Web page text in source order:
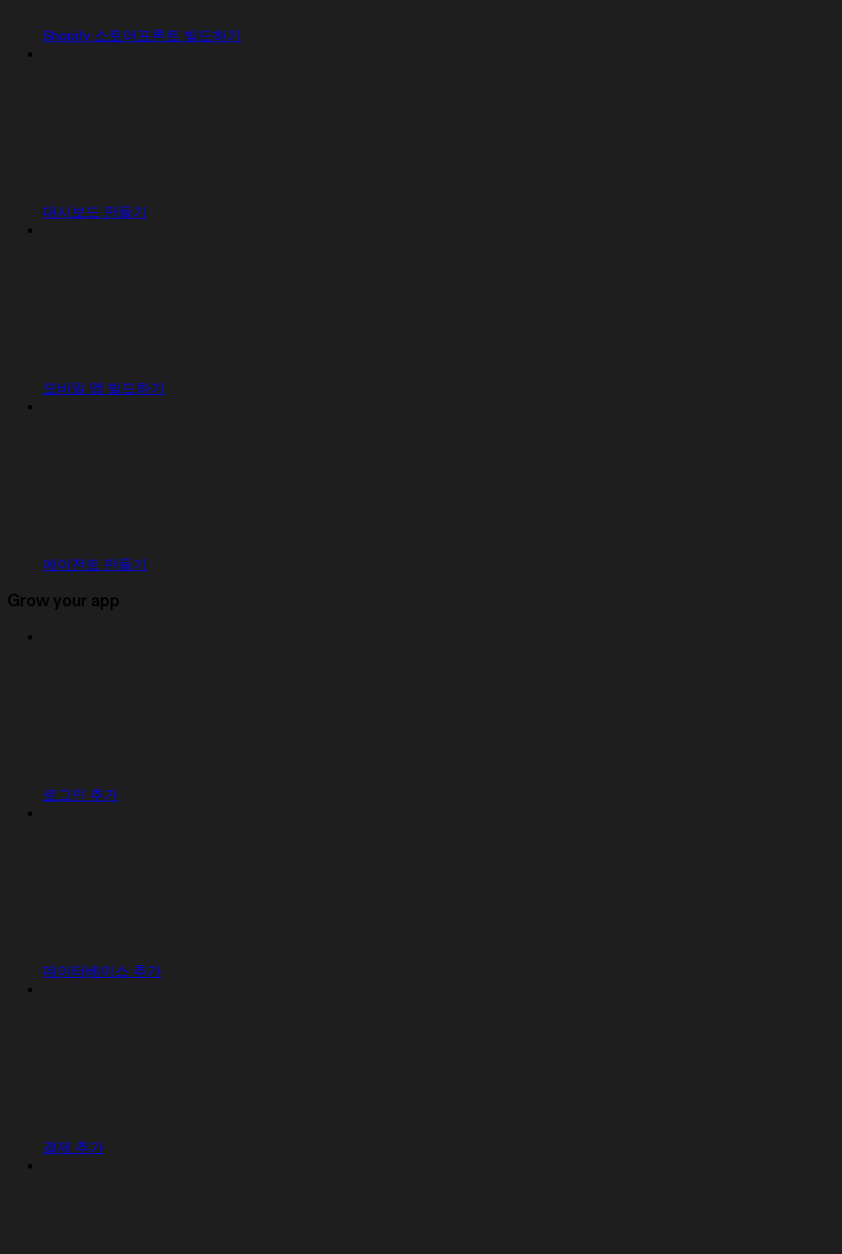
Shopify 스토어프론트 빌드하기
대시보드 만들기
모바일 앱 빌드하기
에이전트 만들기
Grow your app
로그인 추가
데이터베이스 추가
결제 추가